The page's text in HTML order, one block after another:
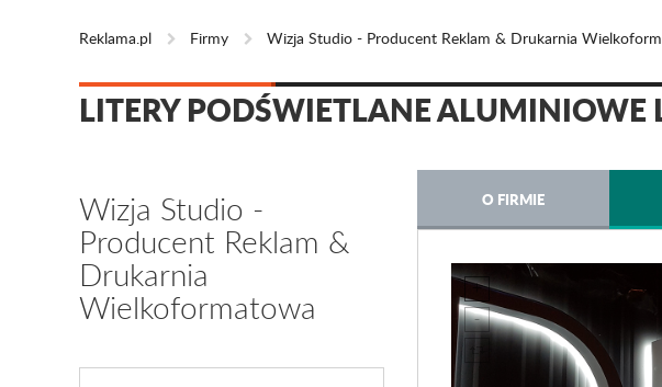
Reklama.pl Firmy Wizja Studio - Producent Reklam & Drukarnia
LITERY PODŚWIETLANE ALUMINIOWE
Wizja Studio -
Producent Reklam &
Drukarnia
Wielkoformatowa
O FIRMIE